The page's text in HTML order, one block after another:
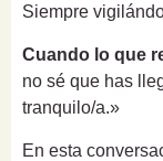
Siempre
Cuando lo que
no sé que has
tranquilo/a.»
En esta